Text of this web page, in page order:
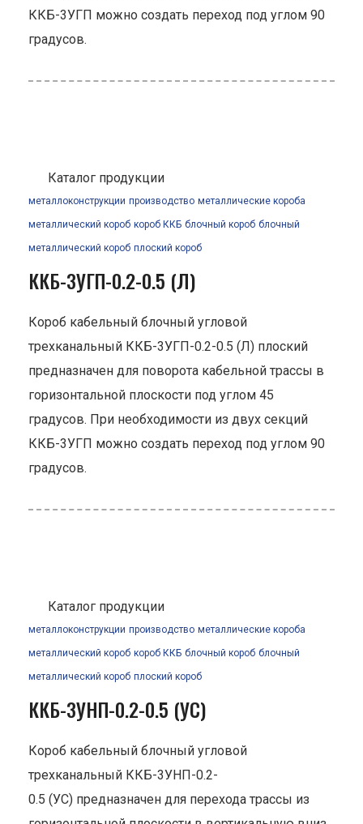
ККБ-3УГП можно создать переход под углом 90
градусов.
Каталог продукции
металлоконструкции производство металлические короба
металлический короб короб ККБ блочный короб блочный
металлический короб плоский короб
ККБ-3УГП-0.2-0.5 (Л)
Короб кабельный блочный угловой
трехканальный ККБ-3УГП-0.2-0.5 (Л) плоский
предназначен для поворота кабельной трассы в
горизонтальной плоскости под углом 45
градусов. При необходимости из двух секций
ККБ-3УГП можно создать переход под углом 90
градусов.
Каталог продукции
металлоконструкции производство металлические короба
металлический короб короб ККБ блочный короб блочный
металлический короб плоский короб
ККБ-3УНП-0.2-0.5 (УС)
Короб кабельный блочный угловой
трехканальный ККБ-3УНП-0.2-
0.5 (УС) предназначен для перехода трассы из